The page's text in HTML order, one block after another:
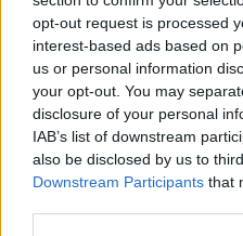
opt-out request is processed
interest-based ads based on
us or personal information
your opt-out. You may
disclosure of your personal
IAB’s list of downstream
also be disclosed by us to
Downstream Participants that
Μακάμπι Τελ Αβίβ: Ανακοίνωσε
τον Κίτον Γουάλας (pic)